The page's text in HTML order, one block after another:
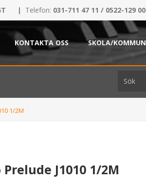
| Telefon: 031-711 47 11 / 0522-129 00
KONTAKTA OSS SKOLA/KOMMUN
1/2M
J1010 1/2M